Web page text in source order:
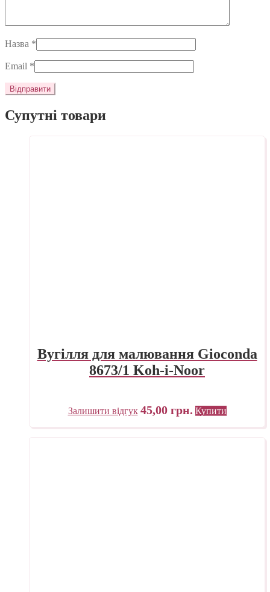
Назва *
Email *
Супутні товари
Вугілля для малювання Gioconda
8673/1 Koh-i-Noor
Залишити відгук 45,00 грн. Купити